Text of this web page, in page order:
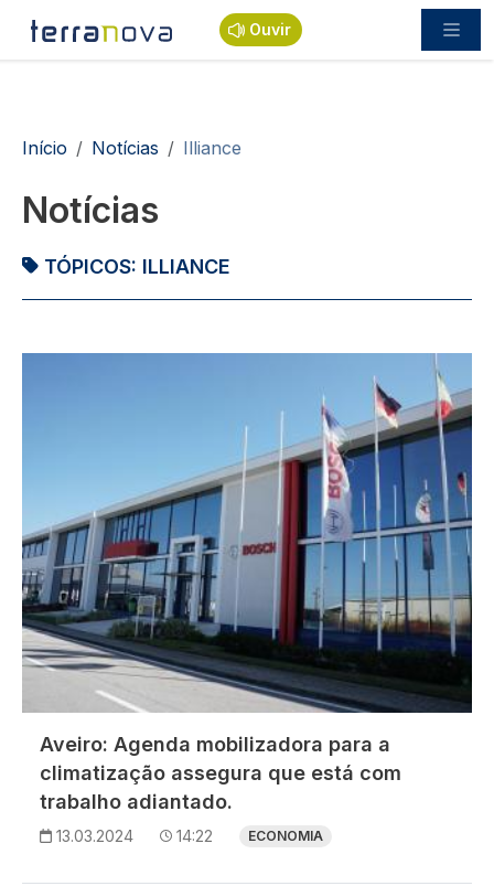
Passar para o conteúdo principal
Ouvir
Navegação estrutural
Início Notícias Illiance
Notícias
TÓPICOS: ILLIANCE
Aveiro: Agenda mobilizadora para a
climatização assegura que está com
trabalho adiantado.
13.03.2024 14:22 ECONOMIA